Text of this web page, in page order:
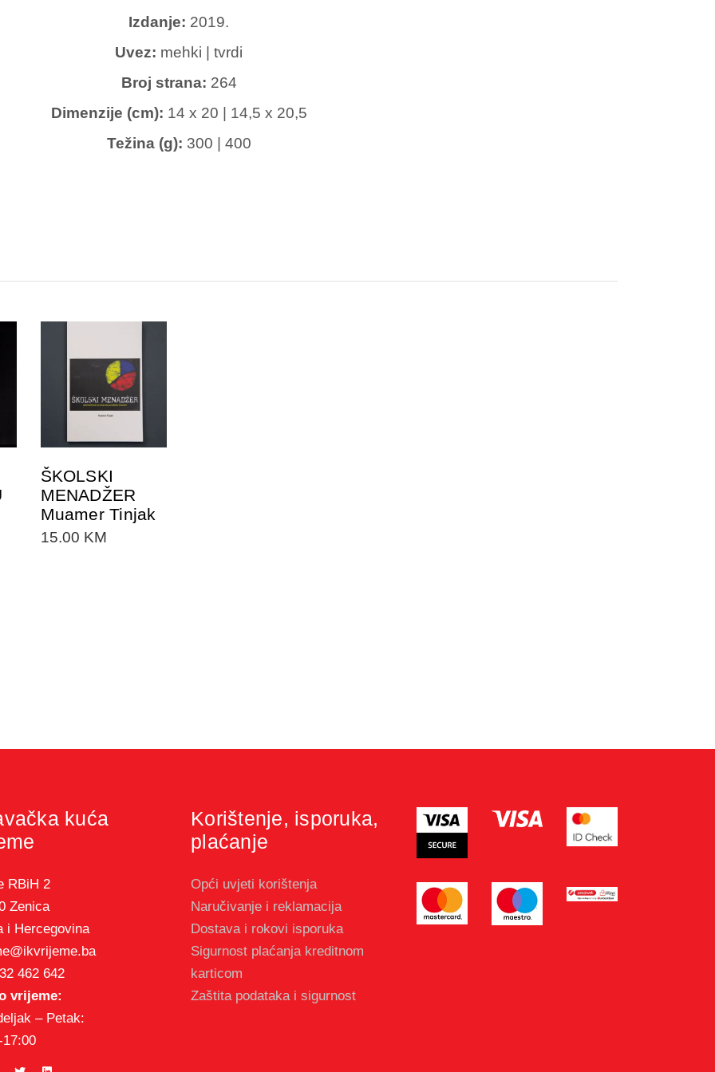
Izdanje: 2019.
Uvez: mehki | tvrdi
Broj strana: 264
Dimenzije (cm): 14 x 20 | 14,5 x 20,5
Težina (g): 300 | 400
DODAJTE U
KORPU
ŠKOLSKI
MENADŽER
Muamer Tinjak
15.00 KM
kuća
RBiH 2
Zenica
i Hercegovina
462 642
vrijeme:
– Petak:
Korištenje, isporuka,
plaćanje
Opći uvjeti korištenja
Naručivanje i reklamacija
Dostava i rokovi isporuka
Sigurnost plaćanja kreditnom
karticom
Zaštita podataka i sigurnost